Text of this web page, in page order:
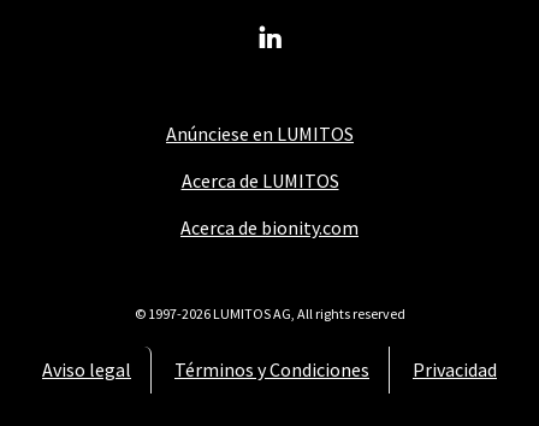
Anúnciese en LUMITOS
Acerca de LUMITOS
Acerca de bionity.com
Aviso legal Términos y Condiciones Privacidad
© 1997-2026 LUMITOS AG, All rights reserved